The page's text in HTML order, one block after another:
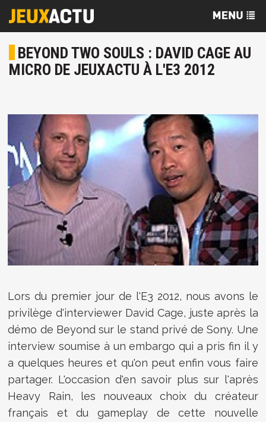
BEYOND TWO SOULS : DAVID CAGE AU
MICRO DE JEUXACTU À L'E3 2012
Lors du premier jour de l'E3 2012, nous avons le
privilège d'interviewer David Cage, juste après la
démo de Beyond sur le stand privé de Sony. Une
interview soumise à un embargo qui a pris fin il y
a quelques heures et qu'on peut enfin vous faire
partager. L'occasion d'en savoir plus sur l'après
Heavy Rain, les nouveaux choix du créateur
français et du gameplay de cette nouvelle